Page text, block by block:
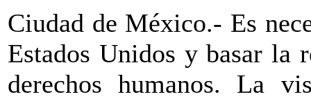
Ciudad de México.- Es
Estados Unidos y basar la
derechos humanos. La